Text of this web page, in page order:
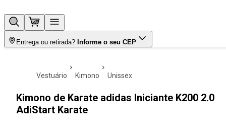
Entrega ou retirada? Informe o seu CEP
vestuário kimono unissex
Kimono de Karate adidas Iniciante K200 2.0
AdiStart Karate